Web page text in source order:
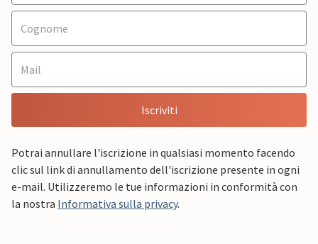
Iscriviti
Potrai annullare l'iscrizione in qualsiasi momento facendo
clic sul link di annullamento dell'iscrizione presente in ogni
e-mail. Utilizzeremo le tue informazioni in conformità con
la nostra Informativa sulla privacy.